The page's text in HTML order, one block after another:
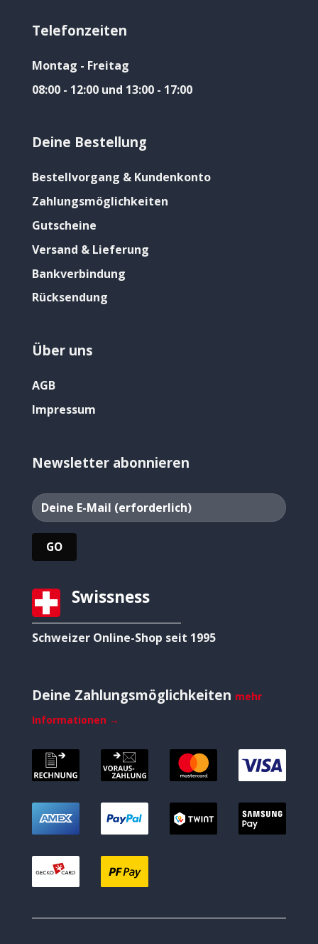
Telefonzeiten
Montag - Freitag
08:00 - 12:00 und 13:00 - 17:00
Deine Bestellung
Bestellvorgang & Kundenkonto
Zahlungsmöglichkeiten
Gutscheine
Versand & Lieferung
Bankverbindung
Rücksendung
Über uns
AGB
Impressum
Newsletter abonnieren
Swissness
Schweizer Online-Shop seit 1995
Deine Zahlungsmöglichkeiten mehr
Informationen →